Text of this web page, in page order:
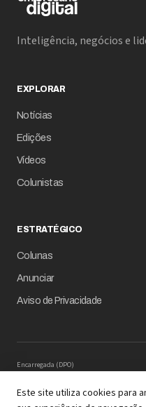
Inteligência, negócios e
EXPLORAR
Notícias
Edições
Vídeos
Colunistas
ESTRATÉGICO
Colunas
Anunciar
Aviso de Privacidade
Encarregada (DPO)
Solicitação de Titular – Serinews
Preencher o formulário
Este site utiliza cookies para